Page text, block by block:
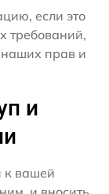
если это
требований,
прав и
и
к вашей